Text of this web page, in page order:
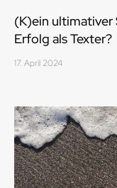
(K)ein ultimativer
Erfolg als Texter?
17. April 2024